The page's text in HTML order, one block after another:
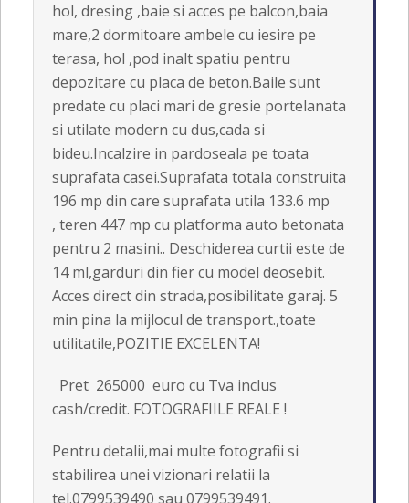
hol, dresing ,baie si acces pe balcon,baia
mare,2 dormitoare ambele cu iesire pe
terasa, hol ,pod inalt spatiu pentru
depozitare cu placa de beton.Baile sunt
predate cu placi mari de gresie portelanata
si utilate modern cu dus,cada si
bideu.Incalzire in pardoseala pe toata
suprafata casei.Suprafata totala construita
196 mp din care suprafata utila 133.6 mp
, teren 447 mp cu platforma auto betonata
pentru 2 masini.. Deschiderea curtii este de
14 ml,garduri din fier cu model deosebit.
Acces direct din strada,posibilitate garaj. 5
min pina la mijlocul de transport.,toate
utilitatile,POZITIE EXCELENTA!
Pret 265000 euro cu Tva inclus
cash/credit. FOTOGRAFIILE REALE !
Pentru detalii,mai multe fotografii si
stabilirea unei vizionari relatii la
tel.0799539490 sau 0799539491.